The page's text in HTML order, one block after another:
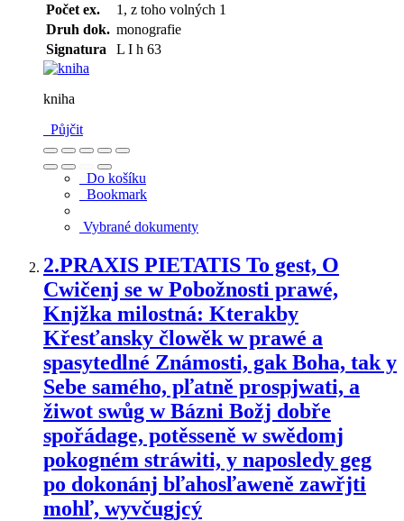
Počet ex.
1, z toho volných 1
Druh dok. monografie
Signatura
L I h 63
kniha
Půjčit
Do košíku
Bookmark
Vybrané dokumenty
2.PRAXIS PIETATIS To gest, O
Cwičenj se w Pobožnosti prawé,
Knjžka milostná: Kterakby
Křesťansky člowěk w prawé a
spasytedlné Známosti, gak Boha, tak y
Sebe samého, pľatně prospjwati, a
žiwot swůg w Bázni Božj dobře
spořádage, potěsseně w swědomj
pokogném stráwiti, y naposledy geg
po dokonánj bľahosľaweně zawřjti
mohľ, wyvčugjcý